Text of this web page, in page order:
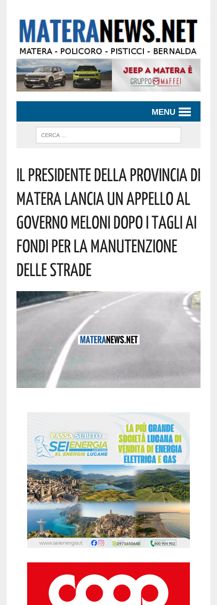
MENU
Il Presidente Della Provincia Di
Matera Lancia Un Appello Al
Governo Meloni Dopo I Tagli Ai
Fondi Per La Manutenzione
Delle Strade